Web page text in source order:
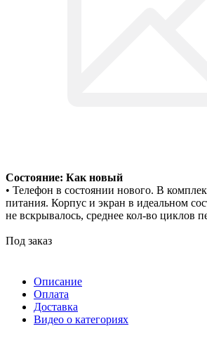
Состояние: Как новый
• Телефон в состоянии нового. В
питания. Корпус и экран в идеальном
не вскрывалось, среднее кол-во циклов
Под заказ
Описание
Оплата
Доставка
Видео о категориях